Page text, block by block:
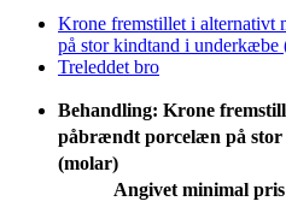
Krone fremstillet i alternativt
på stor kindtand i underkæbe
Treleddet bro
Behandling: Krone
påbrændt porcelæn på
(molar)
Angivet minimal